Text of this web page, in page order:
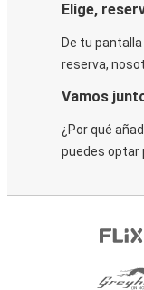
Elige,
De tu
reserva,
Vamos
¿Por qué
puedes optar